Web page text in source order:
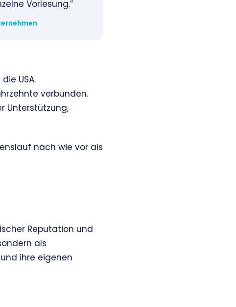
Vorlesung.”
USA.
verbunden.
Unterstützung,
nach wie vor als
Reputation und
als
ihre eigenen